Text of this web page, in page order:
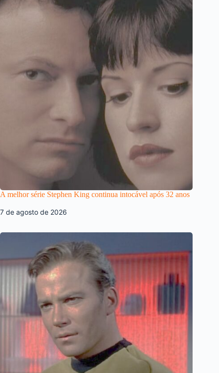
A melhor série Stephen King continua intocável após 32 anos
7 de agosto de 2026